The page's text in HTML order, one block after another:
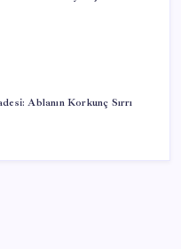
Ablanın Korkunç Sırrı